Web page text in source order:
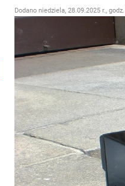
Dodano niedziela, 28.09.2025 r.,